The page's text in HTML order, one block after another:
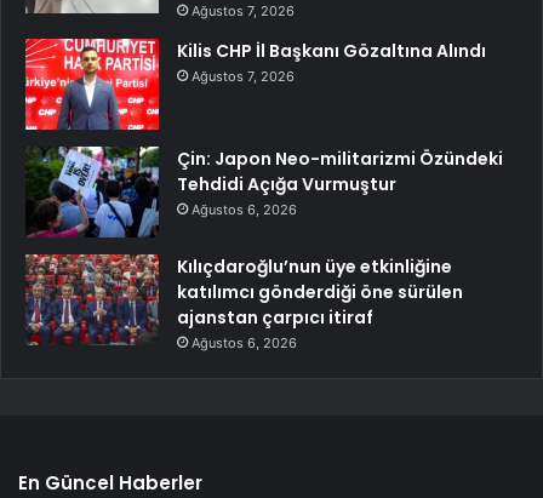
Ağustos 7, 2026
Kilis CHP İl Başkanı Gözaltına Alındı
Ağustos 7, 2026
Çin: Japon Neo-militarizmi Özündeki
Tehdidi Açığa Vurmuştur
Ağustos 6, 2026
Kılıçdaroğlu’nun üye etkinliğine
katılımcı gönderdiği öne sürülen
ajanstan çarpıcı itiraf
Ağustos 6, 2026
En Güncel Haberler